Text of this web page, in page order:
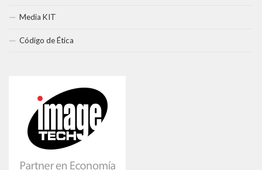
Media KIT
Código de Ética